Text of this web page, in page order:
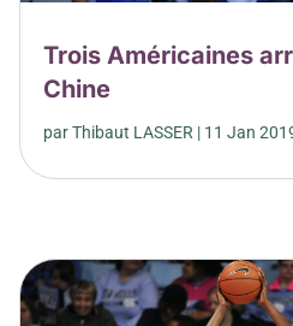
Trois Américaines
Chine
parThibaut LASSER | 11 Jan